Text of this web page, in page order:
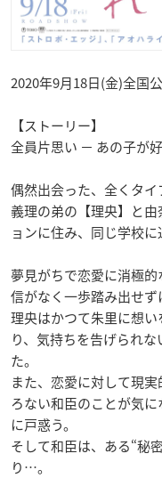
2020年9月18日(金)全国
【ストーリー】
全員片思い － あの子が
偶然出会った、全くタ
義理の弟の【理央】と
ョンに住み、同じ学校に
夢見がちで恋愛に消極
信がなく一歩踏み出せず
理央はかつて朱里に想
り、気持ちを告げられ
た。
また、恋愛に対して現
ろない和臣のことが気
に戸惑う。
そして和臣は、ある“秘
り…。